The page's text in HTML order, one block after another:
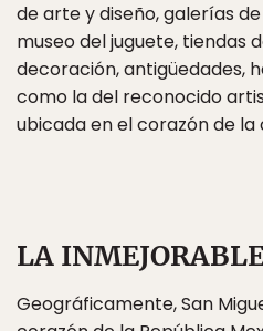
de arte y diseño, galerías
museo del juguete, tiendas
decoración, antigüedades,
como la del reconocido
ubicada en el corazón de la
LA
Geográficamente, San